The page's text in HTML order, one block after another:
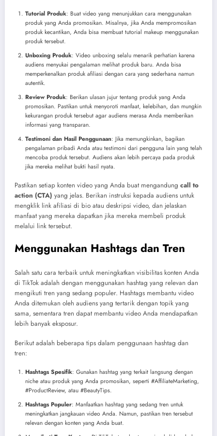
Tutorial Produk: Buat video yang menunjukkan cara menggunakan
produk yang Anda promosikan. Misalnya, jika Anda mempromosikan
produk kecantikan, Anda bisa membuat tutorial makeup menggunakan
produk tersebut.
Unboxing Produk: Video unboxing selalu menarik perhatian karena
audiens menyukai pengalaman melihat produk baru. Anda bisa
memperkenalkan produk afiliasi dengan cara yang sederhana namun
autentik.
Review Produk: Berikan ulasan jujur tentang produk yang Anda
promosikan. Pastikan untuk menyoroti manfaat, kelebihan, dan mungkin
kekurangan produk tersebut agar audiens merasa Anda memberikan
informasi yang transparan.
Testimoni dan Hasil Penggunaan: Jika memungkinkan, bagikan
pengalaman pribadi Anda atau testimoni dari pengguna lain yang telah
mencoba produk tersebut. Audiens akan lebih percaya pada produk
jika mereka melihat bukti hasil nyata.
Pastikan setiap konten video yang Anda buat mengandung call to
action (CTA) yang jelas. Berikan instruksi kepada audiens untuk
mengklik link afiliasi di bio atau deskripsi video, dan jelaskan
manfaat yang mereka dapatkan jika mereka membeli produk
melalui link tersebut.
Menggunakan Hashtags dan Tren
Salah satu cara terbaik untuk meningkatkan visibilitas konten Anda
di TikTok adalah dengan menggunakan hashtag yang relevan dan
mengikuti tren yang sedang populer. Hashtags membantu video
Anda ditemukan oleh audiens yang tertarik dengan topik yang
sama, sementara tren dapat membantu video Anda mendapatkan
lebih banyak eksposur.
Berikut adalah beberapa tips dalam penggunaan hashtag dan
tren:
Hashtags Spesifik: Gunakan hashtag yang terkait langsung dengan
niche atau produk yang Anda promosikan, seperti #AffiliateMarketing,
#ProductReview, atau #BeautyTips.
Hashtags Populer: Manfaatkan hashtag yang sedang tren untuk
meningkatkan jangkauan video Anda. Namun, pastikan tren tersebut
relevan dengan konten yang Anda buat.